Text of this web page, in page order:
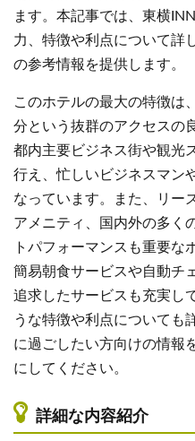
ます。本記事では、東横
力、特徴や利点について詳
の参考情報を提供します。
このホテルの最大の特徴は
分という抜群のアクセスの
都内主要ビジネス街や観光
行え、忙しいビジネスマン
なっています。また、リー
アメニティ、国内外の多く
トパフォーマンスも重要な
簡易朝食サービスや自動チ
追求したサービスも充実し
うな特徴や利点についても
に過ごしたい方向けの情報
にしてください。
詳細な内容紹介